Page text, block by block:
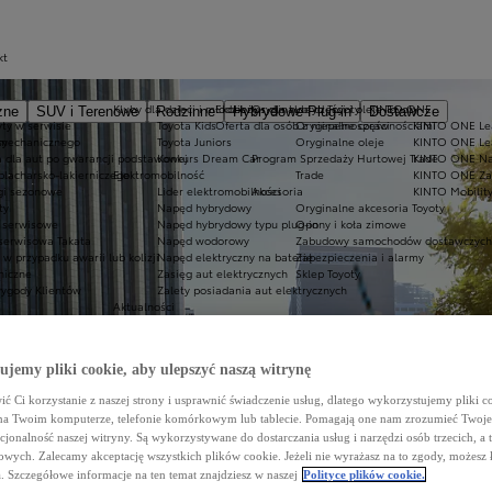
SUV i Terenowe Rodzinne Hybrydowe Plug-in
Dostawcze
Ekobonus dla hybryd Toyoty
Oferta dla osób z niepełnosprawnościami
Kluby dla dzieci i młodzieży
Toyota Kids
Toyota Juniors
Konkurs Dream Car
Elektromobilność
Lider elektromobilności
Napęd hybrydowy
Napęd hybrydowy typu plug-in
Napęd wodorowy
Napęd elektryczny na baterię
Zasięg aut elektrycznych
Zalety posiadania aut elektrycznych
Aktualności
Regulacje CAFE
KINTO ONE
KINTO ONE
KINTO ONE
KINTO ONE
KINTO ONE
KINTO Mobility
w serwisie
dla aut po gwarancji podstawowej
lakierniczego
sezonowe
serwisowe
Takata
w przypadku awarii lub kolizji
Klientów
Oryginalne części i oleje Toyoty
Oryginalne części
Oryginalne oleje
Program Sprzedaży Hurtowej Trade
Trade
Akcesoria
Oryginalne akcesoria Toyoty
Opony i koła zimowe
Zabudowy samochodów dostawczych
Zabezpieczenia i alarmy
Sklep Toyoty
pliki cookie, aby ulepszyć naszą witrynę
Ci korzystanie z naszej strony i usprawnić świadczenie usług, dlatego wykorzystujemy pliki
Twoim komputerze, telefonie komórkowym lub tablecie. Pomagają one nam zrozumieć
naszej witryny. Są wykorzystywane do dostarczania usług i narzędzi osób trzecich, a
Zalecamy akceptację wszystkich plików cookie. Jeżeli nie wyrażasz na to zgody, możesz
Szczegółowe informacje na ten temat znajdziesz w naszej Polityce plików cookie.